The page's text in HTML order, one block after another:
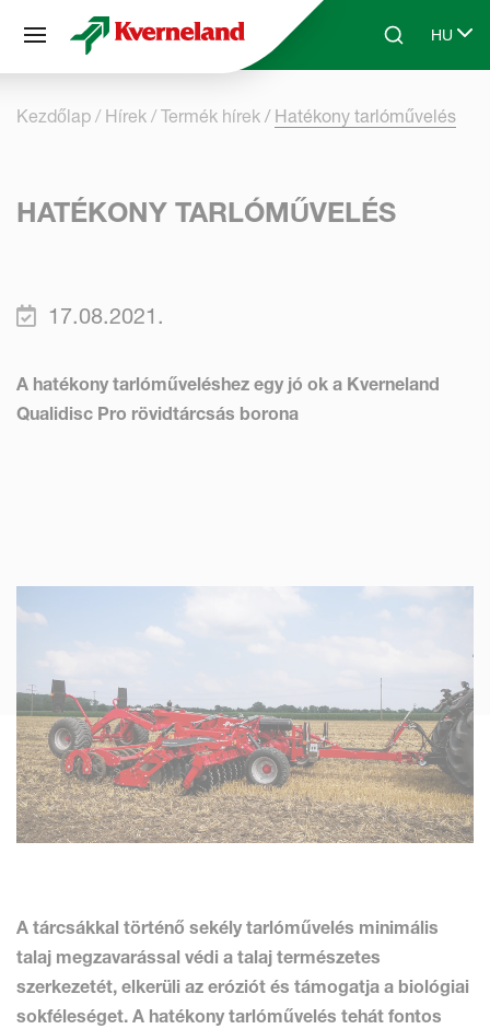
Skip to main contentSearchHU
Select
Kezdőlap Hírek Termék hírek Hatékony tarlóművelés
HATÉKONY TARLÓMŰVELÉS
17.08.2021.
A hatékony tarlóműveléshez egy jó ok a Kverneland
Qualidisc Pro rövidtárcsás borona
A tárcsákkal történő sekély tarlóművelés minimális
talaj megzavarással védi a talaj természetes
szerkezetét, elkerüli az eróziót és támogatja a biológiai
sokféleséget. A hatékony tarlóművelés tehát fontos
Süti preferenciák